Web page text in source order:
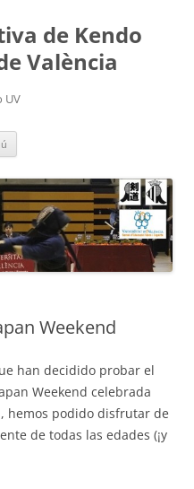
de Kendo
València
UV
Weekend
han decidido probar el
Weekend celebrada
hemos podido disfrutar de
de todas las edades (¡y